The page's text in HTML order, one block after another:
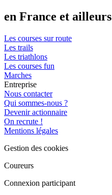
en France et ailleurs
Les courses sur route
Les trails
Les triathlons
Les courses fun
Marches
Entreprise
Nous contacter
Qui sommes-nous ?
Devenir actionnaire
On recrute !
Mentions légales
Gestion des cookies
Coureurs
Connexion participant